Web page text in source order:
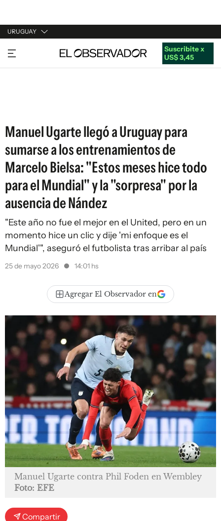
URUGUAY
URUGUAY
ARGENTINA
Suscribite x
US$ 3,45
Manuel Ugarte llegó a Uruguay para
sumarse a los entrenamientos de
Marcelo Bielsa: "Estos meses hice todo
para el Mundial" y la "sorpresa" por la
ausencia de Nández
"Este año no fue el mejor en el United, pero en un
momento hice un clic y dije 'mi enfoque es el
Mundial'", aseguró el futbolista tras arribar al país
25 de mayo 2026 14:01 hs
Agregar El Observador en
Manuel Ugarte contra Phil Foden en Wembley
Foto: EFE
Compartir